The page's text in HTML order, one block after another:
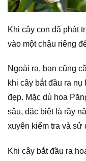
Khi cây con đã phát
vào một chậu riêng
Ngoài ra, bạn cũng
khi cây bắt đầu ra
đẹp. Mặc dù hoa
sâu, đặc biệt là rầy
xuyên kiểm tra và sử
Khi cây bắt đầu ra